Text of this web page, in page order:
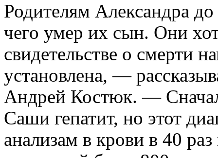
Родителям Александра
чего умер их сын. Они
свидетельстве о смерти
установлена, —
Андрей Костюк. —
Саши гепатит, но этот
анализам в крови в 40